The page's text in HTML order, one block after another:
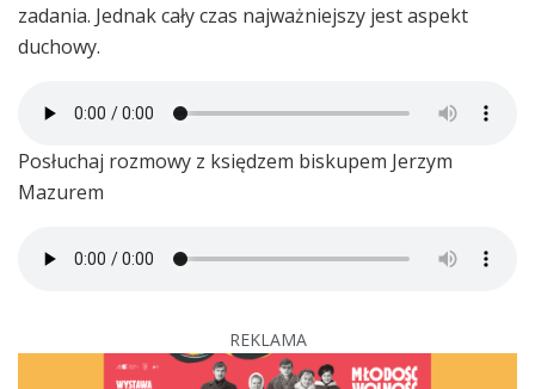
zadania. Jednak cały czas najważniejszy jest aspekt
duchowy.
Posłuchaj rozmowy z księdzem biskupem Jerzym
Mazurem
REKLAMA